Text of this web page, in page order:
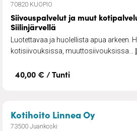
70820 KUOPIO
Siivouspalvelut ja muut
Siilinjärvellä
Luotettavaa ja huolellista apua arkeen.
kotisiivouksissa, muuttosiivouksissa...
40,00 € / Tunti
Kotihoito Linnea Oy– Kotihoito
73500 Juankoski